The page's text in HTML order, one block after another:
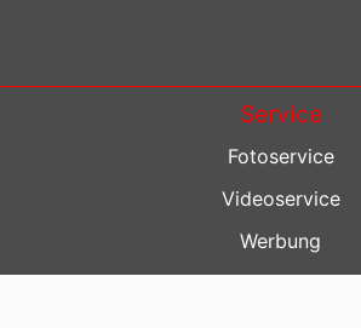
Service
Fotoservice
Videoservice
Werbung